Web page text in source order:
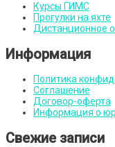
Курсы ГИМС
Прогулки на яхте
Дистанционное
Информация
Политика
Соглашение
Договор-оферта
Информация о
Свежие записи